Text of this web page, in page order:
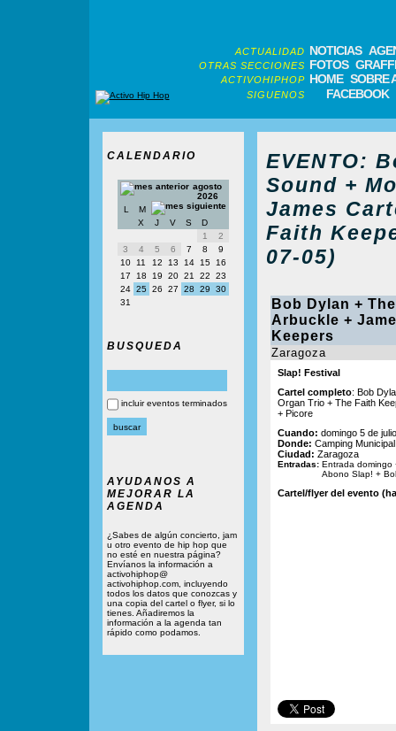
ACTUALIDAD NOTICIAS
OTRAS SECCIONES FOTOS
ACTIVOHIPHOP HOME SOBRE
SIGUENOS FACEBOOK
CALENDARIO
agosto
2026
L
M
X
J V S
D
1
2
3
4 5 6 7 8
9
10
11 12 13 14 15
16
17
18 19 20 21 22
23
24 25 26 27 28 29
30
31
BUSQUEDA
incluir eventos terminados
AYUDANOS A
MEJORAR LA
AGENDA
¿Sabes de algún concierto, jam
u otro evento de hip hop que
no esté en nuestra página?
Envíanos la información a
activohiphop@
activohiphop.com, incluyendo
todos los datos que conozcas y
una copia del cartel o flyer, si lo
tienes. Añadiremos la
información a la agenda tan
rápido como podamos.
EVENTO:
Sound +
James
Faith
07-05)
Bob Dylan +
Arbuckle +
Keepers
Zaragoza
Slap! Festival
Cartel completo: Bob
Organ Trio + The Faith
+ Picore
Cuando: domingo 5 de
Donde: Camping
Ciudad: Zaragoza
Entradas: Entrada domingo
Abono Slap! +
Cartel/flyer del evento